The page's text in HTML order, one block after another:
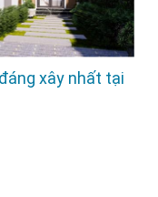
xây nhất tại